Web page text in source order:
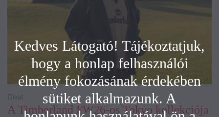
A Timberland FW26-os Tokyo kollekciója
Divat
Kedves Látogató! Tájékoztatjuk,
hogy a honlap felhasználói
élmény fokozásának érdekében
sütiket alkalmazunk. A